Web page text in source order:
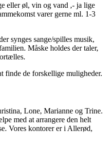
eller øl, vin og vand ,- ja lige
varer gerne ml. 1-3
synges sange/spilles musik,
Måske holdes der taler,
finde de forskellige muligheder.
Lone, Marianne og Trine.
med at arrangere den helt
Vores kontorer er i Allerød,